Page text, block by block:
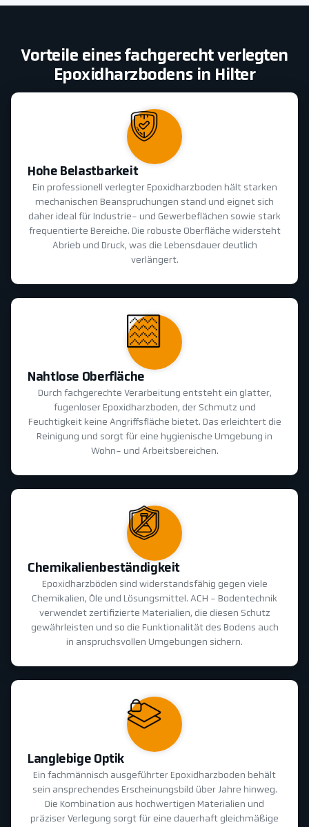
Vorteile eines fachgerecht verlegten
Epoxidharzbodens in Hilter
Hohe Belastbarkeit
Ein professionell verlegter Epoxidharzboden hält starken
mechanischen Beanspruchungen stand und eignet sich
daher ideal für Industrie- und Gewerbeflächen sowie stark
frequentierte Bereiche. Die robuste Oberfläche widersteht
Abrieb und Druck, was die Lebensdauer deutlich
verlängert.
Nahtlose Oberfläche
Durch fachgerechte Verarbeitung entsteht ein glatter,
fugenloser Epoxidharzboden, der Schmutz und
Feuchtigkeit keine Angriffsfläche bietet. Das erleichtert die
Reinigung und sorgt für eine hygienische Umgebung in
Wohn- und Arbeitsbereichen.
Chemikalienbeständigkeit
Epoxidharzböden sind widerstandsfähig gegen viele
Chemikalien, Öle und Lösungsmittel. ACH - Bodentechnik
verwendet zertifizierte Materialien, die diesen Schutz
gewährleisten und so die Funktionalität des Bodens auch
in anspruchsvollen Umgebungen sichern.
Langlebige Optik
Ein fachmännisch ausgeführter Epoxidharzboden behält
sein ansprechendes Erscheinungsbild über Jahre hinweg.
Die Kombination aus hochwertigen Materialien und
präziser Verlegung sorgt für eine dauerhaft gleichmäßige